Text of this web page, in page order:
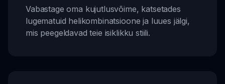
Vabastage oma kujutlusvõime, katsetades
lugematuid helikombinatsioone ja luues jälgi,
mis peegeldavad teie isiklikku stiili.